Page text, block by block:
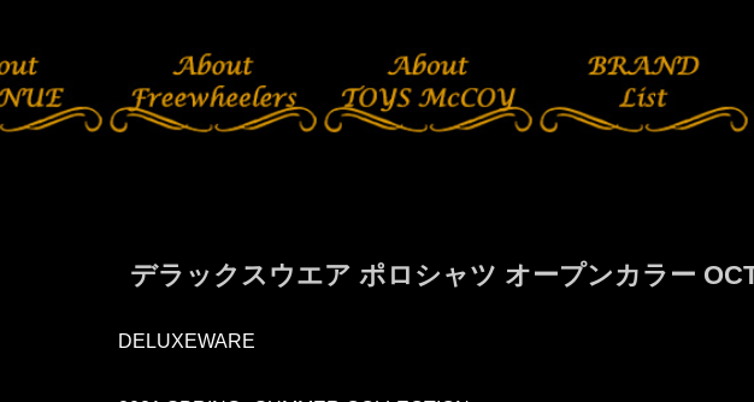
デラックスウエア ポロシャツ オープンカラー
DELUXEWARE